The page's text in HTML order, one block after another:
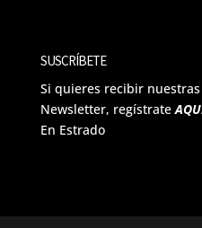
SUSCRÍBETE
Si quieres recibir
Newsletter, regístrate
En Estrado